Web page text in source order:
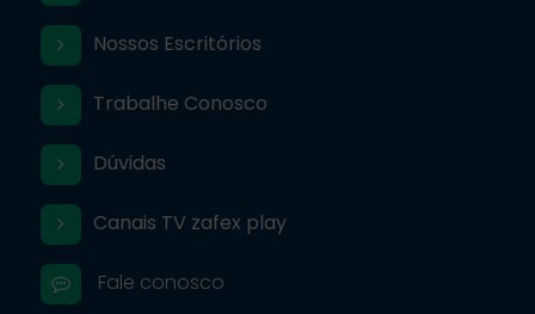
Nossos Escritórios
Trabalhe Conosco
Dúvidas
Canais TV zafex play
Fale conosco